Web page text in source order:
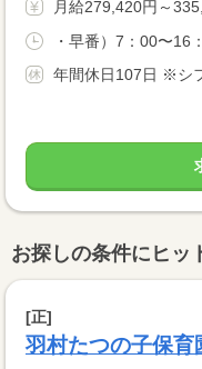
月給279,420円～
・早番）7：00〜16
年間休日107日 ※シ
お探しの条件にヒッ
[正]
羽村たつの子保育